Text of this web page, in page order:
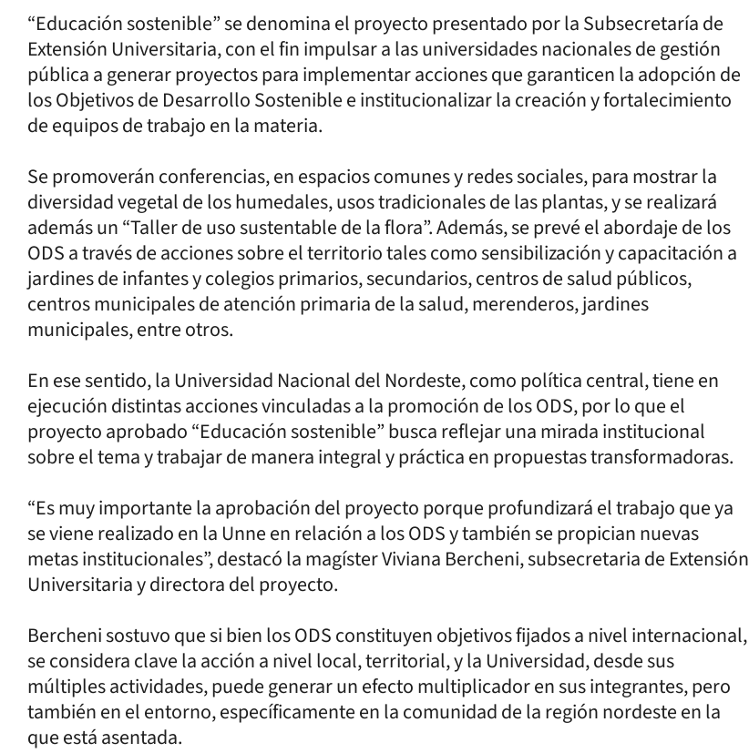
“Educación sostenible” se denomina el proyecto presentado por la Subsecretaría de
Extensión Universitaria, con el fin impulsar a las universidades nacionales de gestión
pública a generar proyectos para implementar acciones que garanticen la adopción de
los Objetivos de Desarrollo Sostenible e institucionalizar la creación y fortalecimiento
de equipos de trabajo en la materia.
Se promoverán conferencias, en espacios comunes y redes sociales, para mostrar la
diversidad vegetal de los humedales, usos tradicionales de las plantas, y se realizará
además un “Taller de uso sustentable de la flora”. Además, se prevé el abordaje de los
ODS a través de acciones sobre el territorio tales como sensibilización y capacitación a
jardines de infantes y colegios primarios, secundarios, centros de salud públicos,
centros municipales de atención primaria de la salud, merenderos, jardines
municipales, entre otros.
En ese sentido, la Universidad Nacional del Nordeste, como política central, tiene en
ejecución distintas acciones vinculadas a la promoción de los ODS, por lo que el
proyecto aprobado “Educación sostenible” busca reflejar una mirada institucional
sobre el tema y trabajar de manera integral y práctica en propuestas transformadoras.
“Es muy importante la aprobación del proyecto porque profundizará el trabajo que ya
se viene realizado en la Unne en relación a los ODS y también se propician nuevas
metas institucionales”, destacó la magíster Viviana Bercheni, subsecretaria de Extensión
Universitaria y directora del proyecto.
Bercheni sostuvo que si bien los ODS constituyen objetivos fijados a nivel internacional,
se considera clave la acción a nivel local, territorial, y la Universidad, desde sus
múltiples actividades, puede generar un efecto multiplicador en sus integrantes, pero
también en el entorno, específicamente en la comunidad de la región nordeste en la
que está asentada.